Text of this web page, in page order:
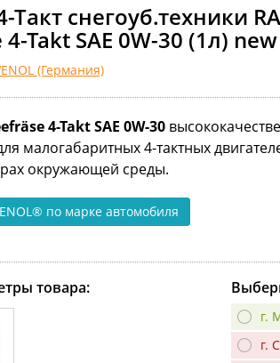
снегоуб.техники
Takt SAE 0W-30 (1л) new
(Германия)
4-Takt SAE 0W-30
малогабаритных 4-тактных
окружающей среды.
по марке автомобиля
товара:
г.
г.